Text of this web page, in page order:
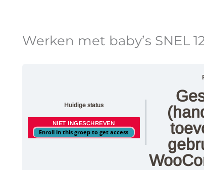
Werken met baby’s SNEL
Huidige status
NIET INGESCHREVEN
Enroll in this groep to get access